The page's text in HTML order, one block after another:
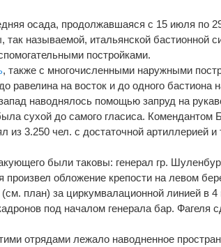
осада, продолжавшаяся с 15 июля по 29
так называемой, итальянской бастионной
постройками.
, также с многочисленными наружными
равелина на восток и до одного бастиона
наводнялось помощью запруд на
сухой до самого гласиса. Комендантом
из 3.250 чел. с достаточной артиллерией и
были таковы: генерал гр.
обложение крепости на левом
план) за циркумвалационной линией в 4
под началом генерала бар. Фагеля
отрядами лежало наводненное